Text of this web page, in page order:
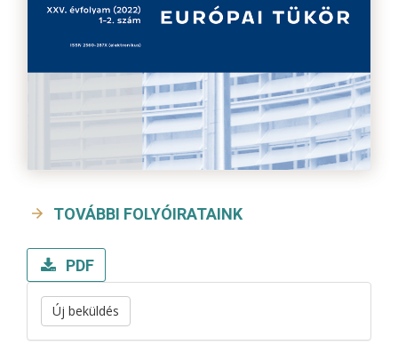
TOVÁBBI FOLYÓIRATAINK
PDF
Új beküldés